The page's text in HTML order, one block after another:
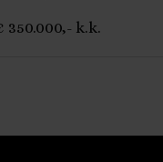
350.000,- k.k.